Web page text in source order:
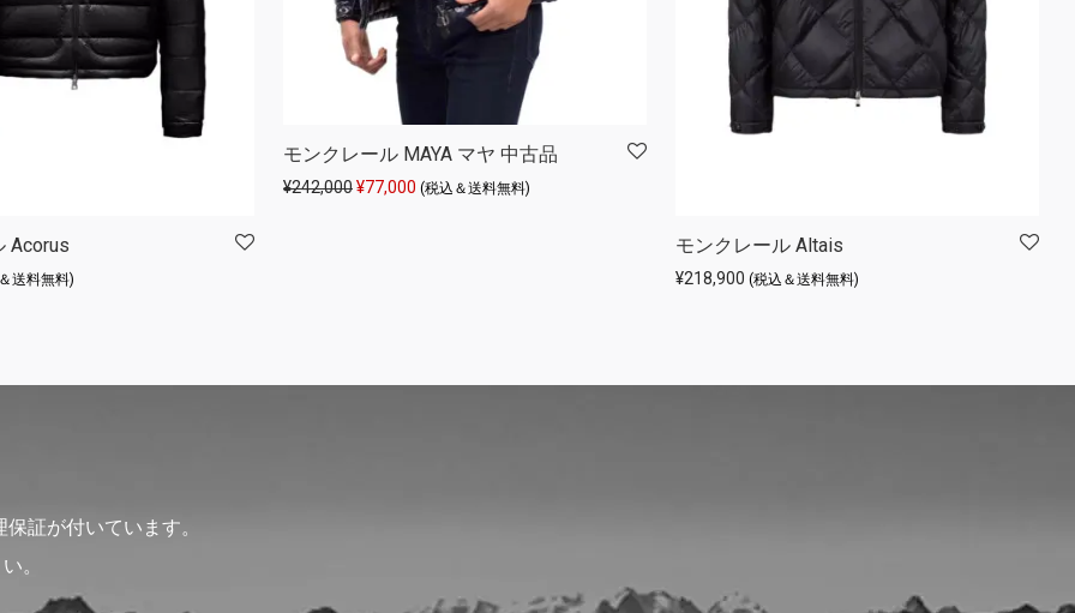
Acorus
送料無料)
モンクレール MAYA マヤ 中古品
¥242,000元の価格は ¥242,000 でした。
¥77,000 現在の価格は ¥77,000 です。
(税込＆送料無料)
モンクレール Altais
¥218,900 (税込＆送料無料)
証が付いています。
。